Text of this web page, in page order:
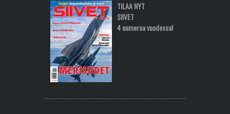
TILAA NYT
SIIVET
4 numeroa vuodessa!